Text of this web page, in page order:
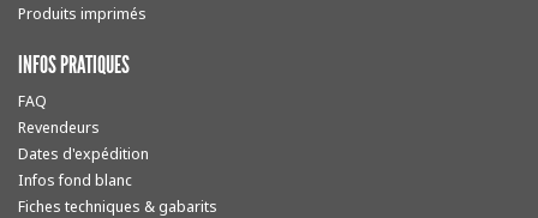
Produits imprimés
INFOS PRATIQUES
FAQ
Revendeurs
Dates d'expédition
Infos fond blanc
Fiches techniques & gabarits